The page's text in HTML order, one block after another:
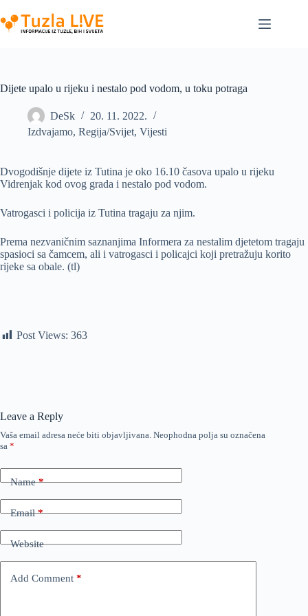
to
content
Dijete upalo u rijeku i nestalo pod vodom, u toku potraga
DeSk
20. 11. 2022.
Izdvajamo, Regija/Svijet, Vijesti
Dvogodišnje dijete iz Tutina je oko 16.10 časova upalo u rijeku
Vidrenjak kod ovog grada i nestalo pod vodom.
Vatrogasci i policija iz Tutina tragaju za njim.
Prema nezvaničnim saznanjima Informera za nestalim djetetom tragaju
spasioci sa čamcem, ali i vatrogasci i policajci koji pretražuju korito
rijeke sa obale. (tl)
Post Views: 363
Leave a Reply
Vaša email adresa neće biti objavljivana. Neophodna polja su označena
sa *
Name*
Email*
Website
Add Comment *